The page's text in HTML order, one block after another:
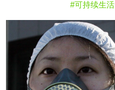
#可持续生活